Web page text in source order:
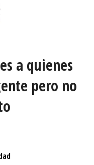
a quienes
pero no